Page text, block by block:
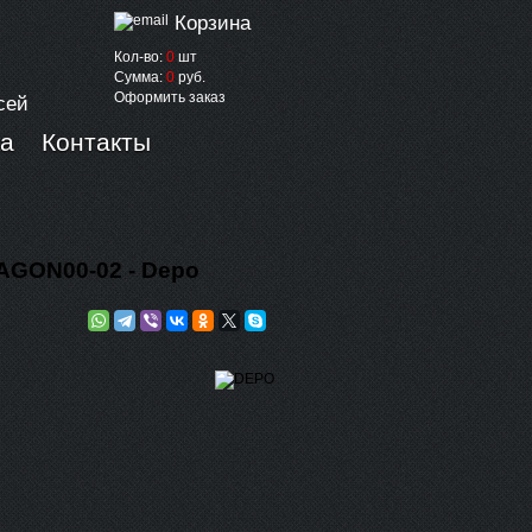
Корзина
Кол-во: 0 шт
Сумма: 0 руб.
Оформить заказ
Контакты
02 - Depo